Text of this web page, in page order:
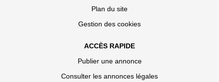
Plan du site
Gestion des cookies
ACCÈS RAPIDE
Publier une annonce
Consulter les annonces légales